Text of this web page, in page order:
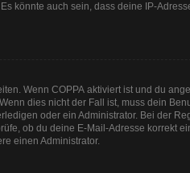
könnte auch sein, dass deine IP-
Wenn COPPA aktiviert ist und du
dies nicht der Fall ist, muss dein
oder ein Administrator. Bei der
ob du deine E-Mail-Adresse korrekt
einen Administrator.